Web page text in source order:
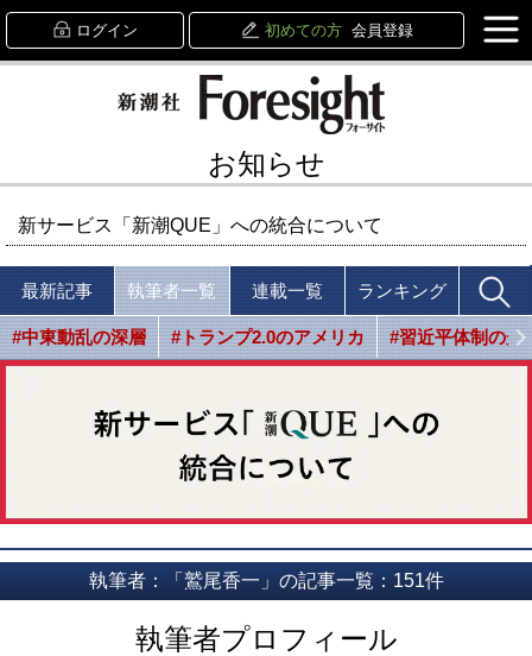
ログイン 初めての方 会員登録
お知らせ
新サービス「新潮QUE」への統合について
最新記事 執筆者一覧 連載一覧 ランキング
#中東動乱の深層 #トランプ2.0のアメリカ #習近平体制の光
執筆者：「鷲尾香一」の記事一覧：151件
執筆者プロフィール